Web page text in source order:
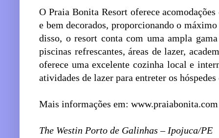
O Praia Bonita Resort oferece
e bem decorados, proporcionando o
disso, o resort conta com uma ampla
piscinas refrescantes, áreas de lazer,
oferece uma excelente cozinha local e
atividades de lazer para entreter os
Mais informações em: www.praiabonita.com
The Westin Porto de Galinhas – Ipojuca/PE